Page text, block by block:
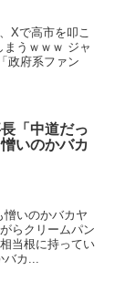
Xで高市を叩こ
うｗｗｗ ジャ
政府系ファン
「中道だっ
いのかバカ
いのかバカヤ
らクリームパン
当根に持ってい
カ...